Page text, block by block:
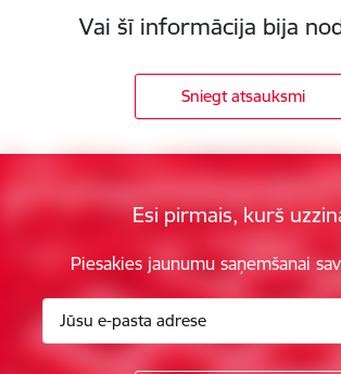
Vai šī informācija bija
Sniegt atsauksmi
Esi pirmais, kurš
Piesakies jaunumu saņemšanai